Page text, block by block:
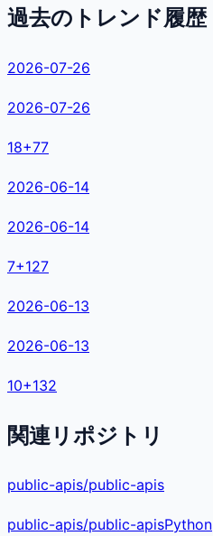
過去のトレンド履歴
2026-07-26
2026-07-26
18+77
2026-06-14
2026-06-14
7+127
2026-06-13
2026-06-13
10+132
関連リポジトリ
public-apis/public-apis
public-apis/public-apisPython